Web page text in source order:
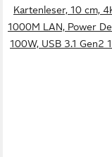
Kartenleser, 10 cm,
1000M LAN, Power
100W, USB 3.1 Gen2